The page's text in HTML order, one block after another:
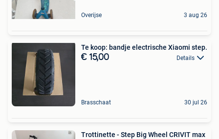
Overijse 3 aug 26
Te koop: bandje electrische Xiaomi step.
€ 15,00 Details
Brasschaat 30 jul 26
Trottinette - Step Big Wheel CRIVIT max